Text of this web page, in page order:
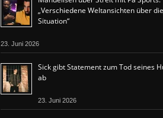
„Verschiedene Weltansichten über
Situation“
23. Juni 2026
Sick gibt Statement zum Tod seines
ab
23. Juni 2026